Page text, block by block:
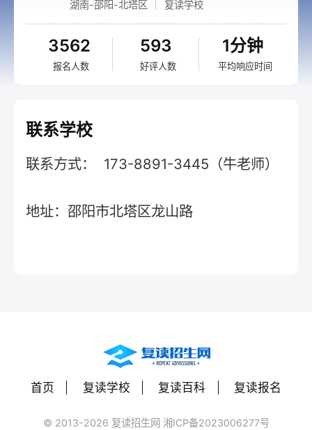
湖南-邵阳-北塔区 复读学校
3562
报名人数
593
好评人数
1分钟
平均响应时间
联系学校
联系方式： 173-8891-3445（牛老师）
地址：邵阳市北塔区龙山路
首页 复读学校 复读百科 复读报名
© 2013-2026 复读招生网 湘ICP备2023006277号